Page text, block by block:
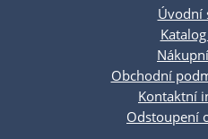
Úvodní
Obchodní
Kontaktní
Odstoupení